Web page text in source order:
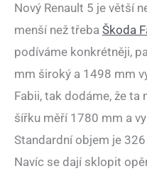
Nový Renault 5 je větší
menší než třeba Škoda
podíváme konkrétněji,
mm široký a 1498 mm
Fabii, tak dodáme, že ta
šířku měří 1780 mm a
Standardní objem je
Navíc se dají sklopit